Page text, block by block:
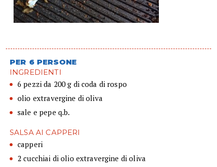
PER 6 PERSONE
INGREDIENTI
6 pezzi da 200 g di coda di rospo
olio extravergine di oliva
sale e pepe q.b.
SALSA AI CAPPERI
capperi
2 cucchiai di olio extravergine di oliva